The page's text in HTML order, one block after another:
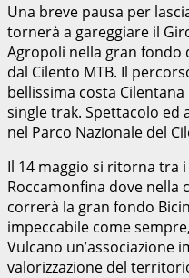
Una breve pausa per
tornerà a gareggiare il
Agropoli nella gran fondo
dal Cilento MTB. Il
bellissima costa
single trak. Spettacolo
nel Parco Nazionale del
Il 14 maggio si ritorna tra
Roccamonfina dove nella
correrà la gran fondo
impeccabile come
Vulcano un’associazione
valorizzazione del